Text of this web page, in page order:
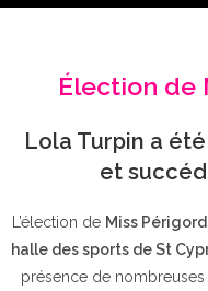
Élection de
Lola Turpin a
et
L’élection de Miss
halle des sports de St
présence de